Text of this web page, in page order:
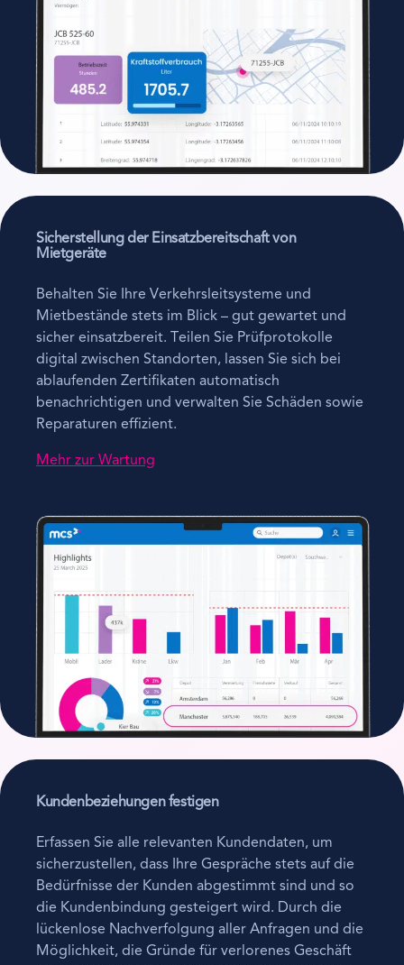
Sicherstellung der Einsatzbereitschaft von
Mietgeräte
Behalten Sie Ihre Verkehrsleitsysteme und
Mietbestände stets im Blick – gut gewartet und
sicher einsatzbereit. Teilen Sie Prüfprotokolle
digital zwischen Standorten, lassen Sie sich bei
ablaufenden Zertifikaten automatisch
benachrichtigen und verwalten Sie Schäden sowie
Reparaturen effizient.
Mehr zur Wartung
Kundenbeziehungen festigen
Erfassen Sie alle relevanten Kundendaten, um
sicherzustellen, dass Ihre Gespräche stets auf die
Bedürfnisse der Kunden abgestimmt sind und so
die Kundenbindung gesteigert wird. Durch die
lückenlose Nachverfolgung aller Anfragen und die
Möglichkeit, die Gründe für verlorenes Geschäft